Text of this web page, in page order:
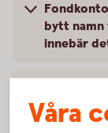
bytt
innebär
Våra